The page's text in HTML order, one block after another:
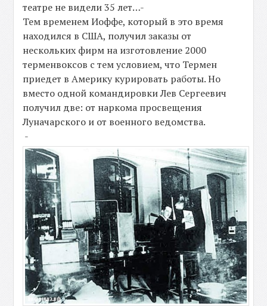
театре не видели 35 лет…-
Тем временем Иоффе, который в это время
находился в США, получил заказы от
нескольких фирм на изготовление 2000
терменвоксов с тем условием, что Термен
приедет в Америку курировать работы. Но
вместо одной командировки Лев Сергеевич
получил две: от наркома просвещения
Луначарского и от военного ведомства.
-